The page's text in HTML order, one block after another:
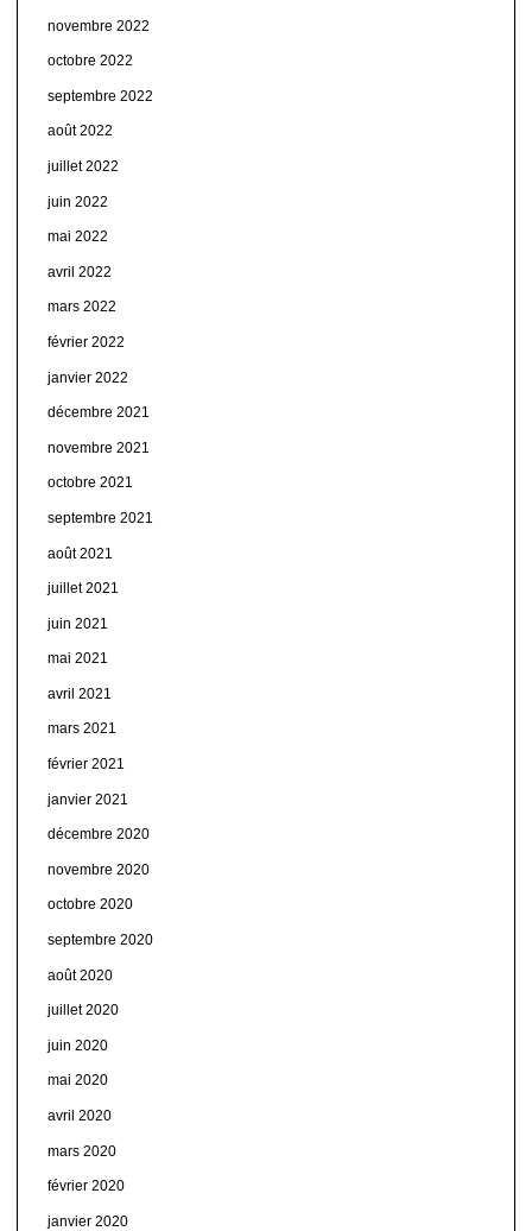
novembre 2022
octobre 2022
septembre 2022
août 2022
juillet 2022
juin 2022
mai 2022
avril 2022
mars 2022
février 2022
janvier 2022
décembre 2021
novembre 2021
octobre 2021
septembre 2021
août 2021
juillet 2021
juin 2021
mai 2021
avril 2021
mars 2021
février 2021
janvier 2021
décembre 2020
novembre 2020
octobre 2020
septembre 2020
août 2020
juillet 2020
juin 2020
mai 2020
avril 2020
mars 2020
février 2020
janvier 2020